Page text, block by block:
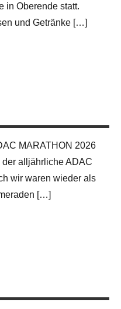
in Oberende statt.
und Getränke […]
MARATHON 2026
alljährliche ADAC
wir waren wieder als
[…]